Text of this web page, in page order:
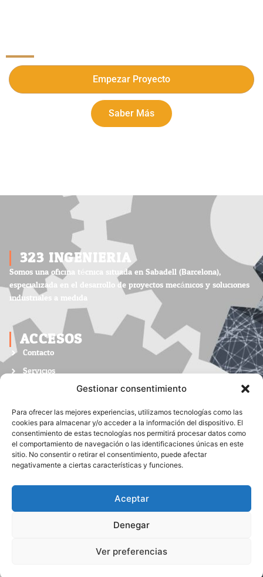
Gestionar consentimiento
Para ofrecer las mejores experiencias, utilizamos tecnologías como las
cookies para almacenar y/o acceder a la información del dispositivo. El
consentimiento de estas tecnologías nos permitirá procesar datos como
el comportamiento de navegación o las identificaciones únicas en este
sitio. No consentir o retirar el consentimiento, puede afectar
negativamente a ciertas características y funciones.
Aceptar
Denegar
Ver preferencias
Empezar Proyecto
Saber Más
323 INGENIERIA
Somos una oficina técnica situada en Sabadell (Barcelona),
especializada en el desarrollo de proyectos mecánicos y soluciones
industriales a medida.
ACCESOS
Contacto
Servicios
LINKS
List Item #1
List Item #2
List Item #3
SOCIAL MEDIA